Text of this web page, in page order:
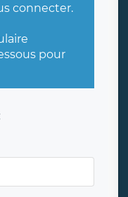
connecter.
pour